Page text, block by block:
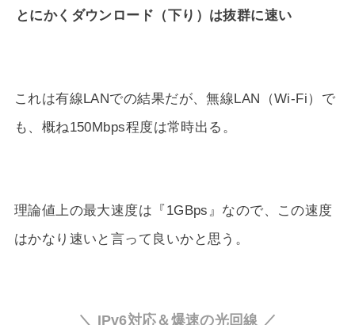
とにかくダウンロード（下り）は抜群に速い
これは有線LANでの結果だが、無線LAN（Wi-Fi）で
も、概ね150Mbps程度は常時出る。
理論値上の最大速度は『1GBps』なので、この速度
はかなり速いと言って良いかと思う。
＼ IPv6対応＆爆速の光回線 ／